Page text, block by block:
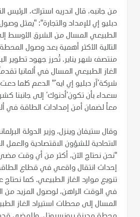
من جانبه، قال اندريه استراك، الرئيس
دبليو إي للإمداد والتجارة": "يمثل
الطبيعي المسال من الشرق الأوسط
التالية الأكثر أهمية بعد وصول
منتصف شهر يناير. تُحرز جهود تطوير
الغاز الطبيعي المسال في ألمانيا
شركة’آر دبليو إي ايه‘" الدعم كلما
سعداء بأن تكون’أدنوك‘ إلى جانبنا
معاً لضمان أمن إمدادات الطاقة في
وقال ستيفان وينزل، وزير الدولة
الاتحادية للشؤون الاقتصادية والعمل
"نحن نحتاج الآن، أكثر من أي وقت
إحداث انتقال واقعي في قطاع
تنويع موارد الغاز الطبيعي. كما
في الوقت الراهن، لوصول المزيد من
المسال إلى محطات استيراد الغاز